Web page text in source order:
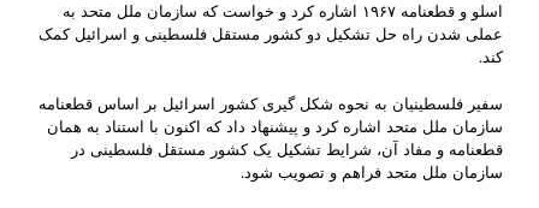
اسلو و قطعنامه ۱۹۶۷ اشاره کرد و خواست که سازمان ملل متحد به
عملی شدن راه حل تشکیل دو کشور مستقل فلسطینی و اسرائیل کمک
کند.
سفیر فلسطینیان به نحوه شکل گیری کشور اسرائیل بر اساس قطعنامه
سازمان ملل متحد اشاره کرد و پیشنهاد داد که اکنون با استناد به همان
قطعنامه و مفاد آن، شرایط تشکیل یک کشور مستقل فلسطینی در
سازمان ملل متحد فراهم و تصویب شود.